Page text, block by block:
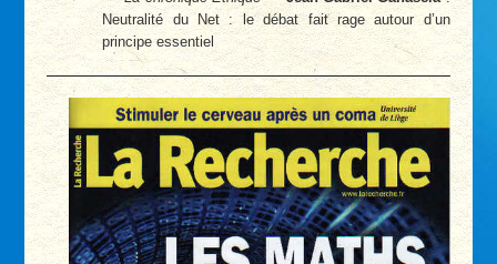
Neutralité du Net : le débat fait rage autour d’un
principe essentiel